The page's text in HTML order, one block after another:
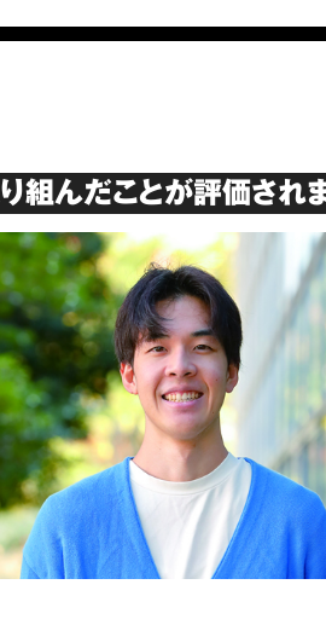
組んだことが評価されま